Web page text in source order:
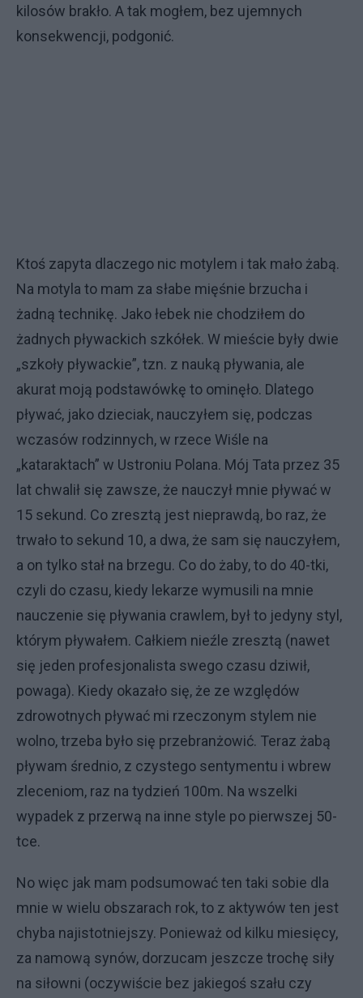
kilosów brakło. A tak mogłem, bez ujemnych
konsekwencji, podgonić.
Ktoś zapyta dlaczego nic motylem i tak mało żabą.
Na motyla to mam za słabe mięśnie brzucha i
żadną technikę. Jako łebek nie chodziłem do
żadnych pływackich szkółek. W mieście były dwie
„szkoły pływackie”, tzn. z nauką pływania, ale
akurat moją podstawówkę to ominęło. Dlatego
pływać, jako dzieciak, nauczyłem się, podczas
wczasów rodzinnych, w rzece Wiśle na
„kataraktach” w Ustroniu Polana. Mój Tata przez 35
lat chwalił się zawsze, że nauczył mnie pływać w
15 sekund. Co zresztą jest nieprawdą, bo raz, że
trwało to sekund 10, a dwa, że sam się nauczyłem,
a on tylko stał na brzegu. Co do żaby, to do 40-tki,
czyli do czasu, kiedy lekarze wymusili na mnie
nauczenie się pływania crawlem, był to jedyny styl,
którym pływałem. Całkiem nieźle zresztą (nawet
się jeden profesjonalista swego czasu dziwił,
powaga). Kiedy okazało się, że ze względów
zdrowotnych pływać mi rzeczonym stylem nie
wolno, trzeba było się przebranżowić. Teraz żabą
pływam średnio, z czystego sentymentu i wbrew
zleceniom, raz na tydzień 100m. Na wszelki
wypadek z przerwą na inne style po pierwszej 50-
tce.
No więc jak mam podsumować ten taki sobie dla
mnie w wielu obszarach rok, to z aktywów ten jest
chyba najistotniejszy. Ponieważ od kilku miesięcy,
za namową synów, dorzucam jeszcze trochę siły
na siłowni (oczywiście bez jakiegoś szału czy